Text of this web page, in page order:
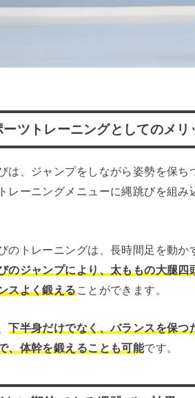
ーツトレーニングとしてのメリ
は、ジャンプをしながら姿勢を保
レーニングメニューに縄跳びを組
のトレーニングは、長時間足を動か
のジャンプにより、太ももの大腿
スよく鍛えることができます。
下半身だけでなく、バランスを保
、体幹を鍛えることも可能です。